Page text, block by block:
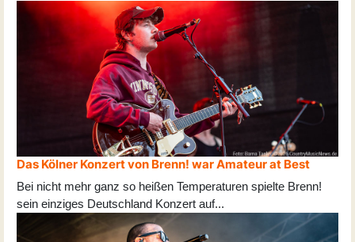
Das Kölner Konzert von Brenn! war Amateur at Best
Bei nicht mehr ganz so heißen Temperaturen spielte Brenn!
sein einziges Deutschland Konzert auf...